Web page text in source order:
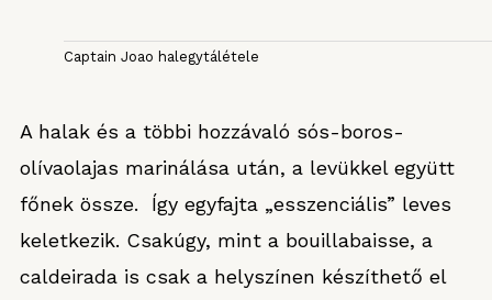
Captain Joao halegytálétele
A halak és a többi hozzávaló sós-boros-
olívaolajas marinálása után, a levükkel együtt
főnek össze. Így egyfajta „esszenciális” leves
keletkezik. Csakúgy, mint a bouillabaisse, a
caldeirada is csak a helyszínen készíthető el